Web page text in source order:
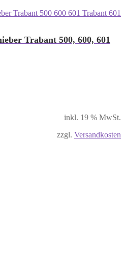
Trabant 500, 600, 601
inkl. 19 % MwSt.
zzgl. Versandkosten